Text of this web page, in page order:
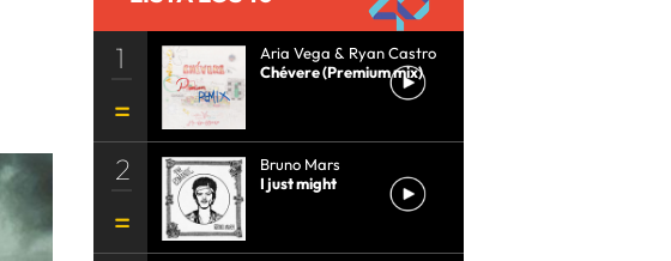
1
Aria Vega & Ryan Castro
Chévere (Premium mix)
2
Bruno Mars
I just might